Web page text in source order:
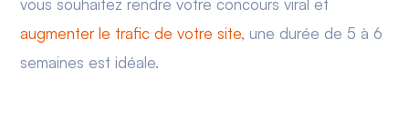
vous souhaitez rendre votre concours viral et
augmenter le trafic de votre site, une durée de 5 à 6
semaines est idéale.